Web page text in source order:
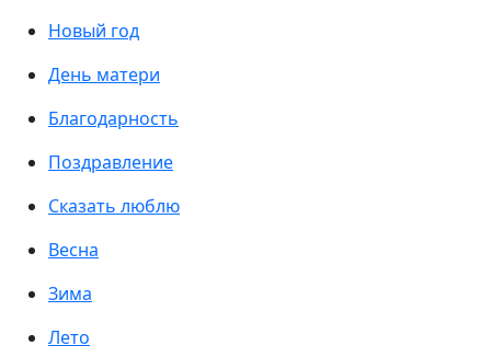
Новый год
День матери
Благодарность
Поздравление
Сказать люблю
Весна
Зима
Лето